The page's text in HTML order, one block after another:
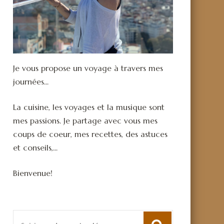
Je vous propose un voyage à travers mes
journées...
La cuisine, les voyages et la musique sont
mes passions. Je partage avec vous mes
coups de coeur, mes recettes, des astuces
et conseils,...
Bienvenue!